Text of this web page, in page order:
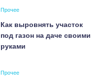
Прочее
Как выровнять участок
под газон на даче своими
руками
Прочее